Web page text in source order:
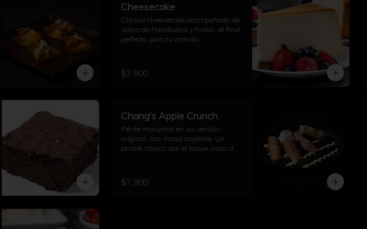
Cheesecake
Clásico cheesecake acompañado de
salsa de frambuesa y frutas, el final
perfecto para tu comida.
$7.900
Chang's Apple Crunch.
Pie de manzana en su versión
original, con masa crujiente. Un
postre clásico con el toque único de
$7.900